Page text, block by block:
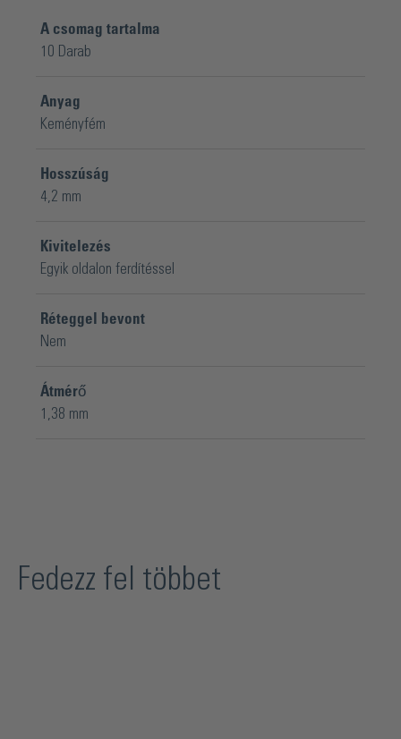
A csomag tartalma
10 Darab
Anyag
Keményfém
Hosszúság
4,2 mm
Kivitelezés
Egyik oldalon ferdítéssel
Réteggel bevont
Nem
Átmérő
1,38 mm
Fedezz fel többet